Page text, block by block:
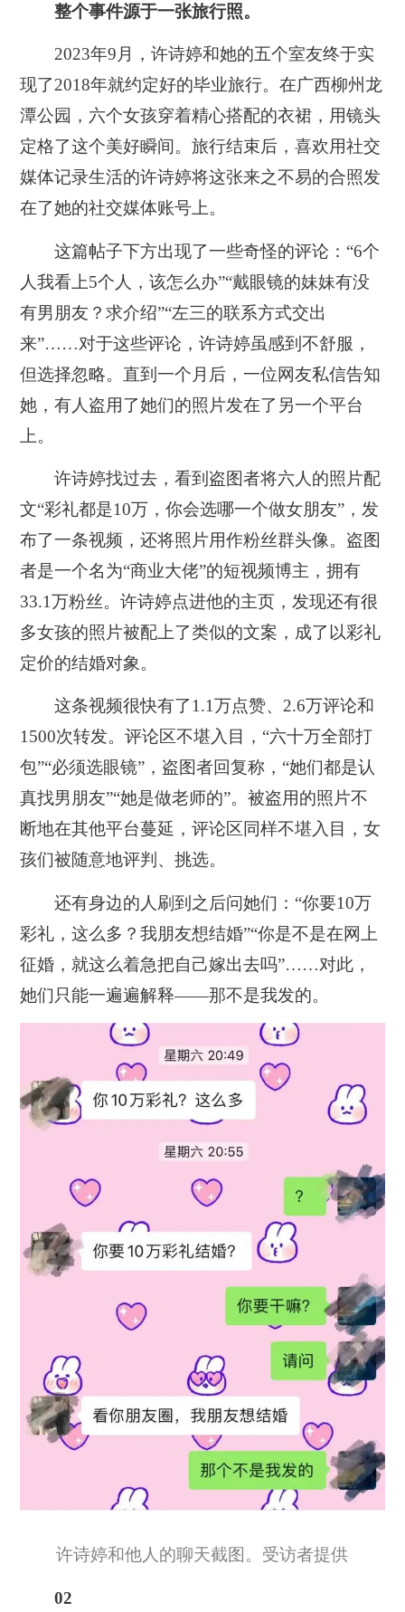
整个事件源于一张旅行照。
2023年9月，许诗婷和她的五个室友终于实
现了2018年就约定好的毕业旅行。在广西柳州龙
潭公园，六个女孩穿着精心搭配的衣裙，用镜头
定格了这个美好瞬间。旅行结束后，喜欢用社交
媒体记录生活的许诗婷将这张来之不易的合照发
在了她的社交媒体账号上。
这篇帖子下方出现了一些奇怪的评论：“6个
人我看上5个人，该怎么办”“戴眼镜的妹妹有没
有男朋友？求介绍”“左三的联系方式交出
来”……对于这些评论，许诗婷虽感到不舒服，
但选择忽略。直到一个月后，一位网友私信告知
她，有人盗用了她们的照片发在了另一个平台
上。
许诗婷找过去，看到盗图者将六人的照片配
文“彩礼都是10万，你会选哪一个做女朋友”，发
布了一条视频，还将照片用作粉丝群头像。盗图
者是一个名为“商业大佬”的短视频博主，拥有
33.1万粉丝。许诗婷点进他的主页，发现还有很
多女孩的照片被配上了类似的文案，成了以彩礼
定价的结婚对象。
这条视频很快有了1.1万点赞、2.6万评论和
1500次转发。评论区不堪入目，“六十万全部打
包”“必须选眼镜”，盗图者回复称，“她们都是认
真找男朋友”“她是做老师的”。被盗用的照片不
断地在其他平台蔓延，评论区同样不堪入目，女
孩们被随意地评判、挑选。
还有身边的人刷到之后问她们：“你要10万
彩礼，这么多？我朋友想结婚”“你是不是在网上
征婚，就这么着急把自己嫁出去吗”……对此，
她们只能一遍遍解释——那不是我发的。
许诗婷和他人的聊天截图。受访者提供
02